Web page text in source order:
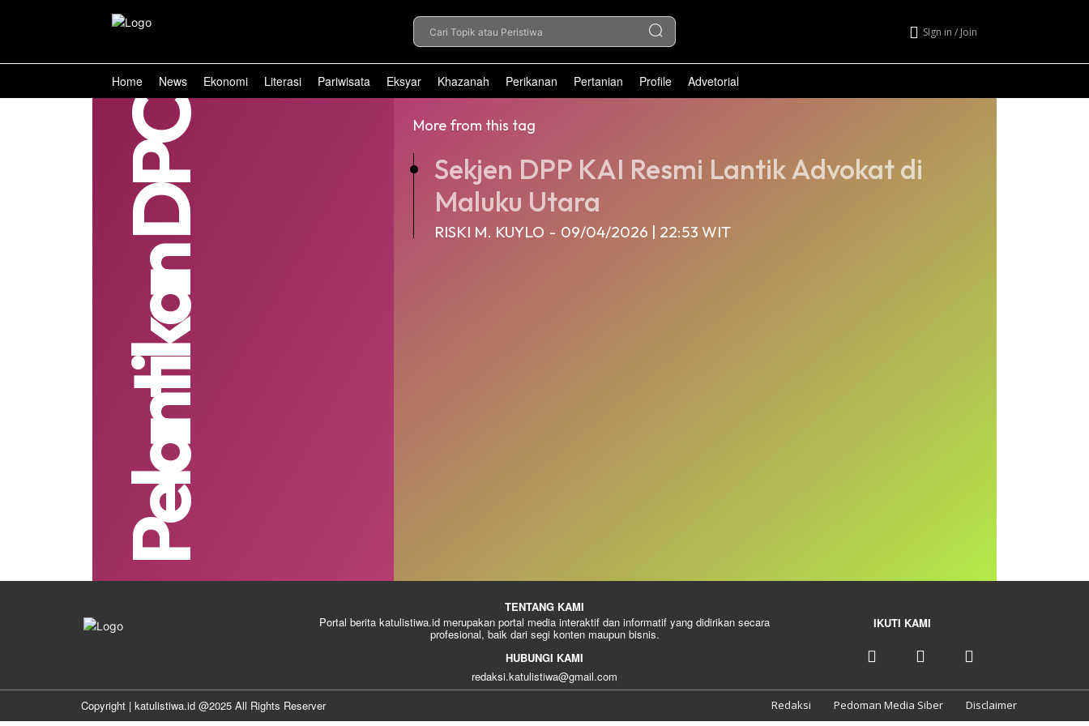
Cari Topik atau Peristiwa SIgn in / Join
Home News Ekonomi Literasi Pariwisata Eksyar Khazanah Perikanan Pertanian Profile Advetorial
Pelantikan DPC More from this tag
Sekjen DPP KAI Resmi Lantik Advokat di
Maluku Utara
RISKI M. KUYLO - 09/04/2026 | 22:53 WIT
TENTANG KAMI
Portal berita katulistiwa.id merupakan portal media interaktif dan informatif yang didirikan secara
profesional, baik dari segi konten maupun bisnis.
HUBUNGI KAMI
redaksi.katulistiwa@gmail.com
IKUTI KAMI
Copyright | katulistiwa.id @2025 All Rights Reserver Redaksi Pedoman Media Siber Disclaimer